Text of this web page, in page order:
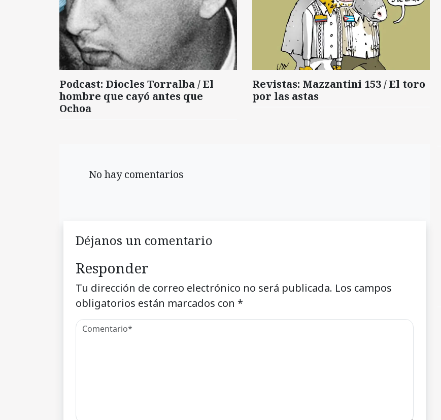
Podcast: Diocles Torralba / El
hombre que cayó antes que
Ochoa
Revistas: Mazzantini 153 / El toro
por las astas
No hay comentarios
Déjanos un comentario
Responder
Tu dirección de correo electrónico no será publicada. Los campos
obligatorios están marcados con *